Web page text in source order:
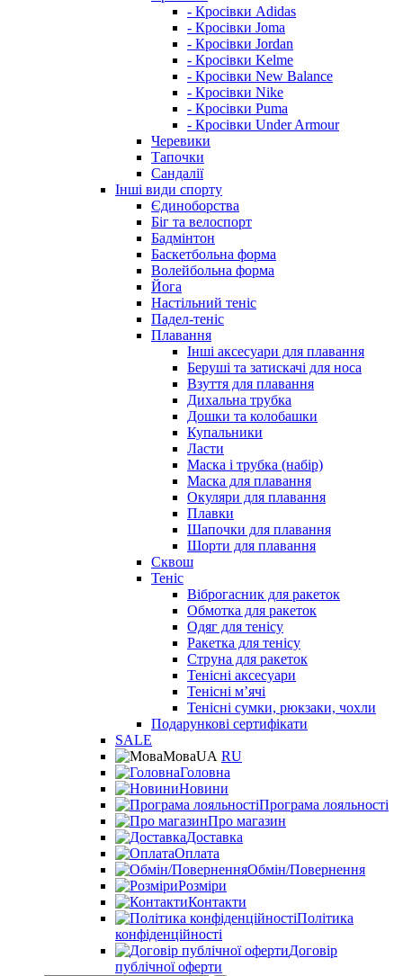
- Кросівки Adidas
- Кросівки Joma
- Кросівки Jordan
- Кросівки Kelme
- Кросівки New Balance
- Кросівки Nike
- Кросівки Puma
- Кросівки Under Armour
Черевики
Тапочки
Сандалії
Інші види спорту
Єдиноборства
Біг та велоспорт
Бадмінтон
Баскетбольна форма
Волейбольна форма
Йога
Настільний теніс
Падел-теніс
Плавання
Інші аксесуари для плавання
Беруші та затискачі для носа
Взуття для плавання
Дихальна трубка
Дошки та колобашки
Купальники
Ласти
Маска і трубка (набір)
Маска для плавання
Окуляри для плавання
Плавки
Шапочки для плавання
Шорти для плавання
Сквош
Теніс
Віброгасник для ракеток
Обмотка для ракеток
Одяг для тенісу
Ракетка для тенісу
Струна для ракеток
Тенісні аксесуари
Тенісні мʼячі
Тенісні сумки, рюкзаки, чохли
Подарункові сертифікати
SALE
МоваUA RU
Головна
Новини
Програма лояльності
Про магазин
Доставка
Оплата
Обмін/Повернення
Розміри
Контакти
Політика
конфіденційності
Договір
публічної оферти